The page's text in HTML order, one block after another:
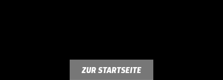
ZUR STARTSEITE